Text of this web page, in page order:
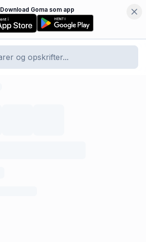
Download Goma som app